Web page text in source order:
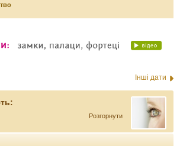
Інші дати
Розгорнути